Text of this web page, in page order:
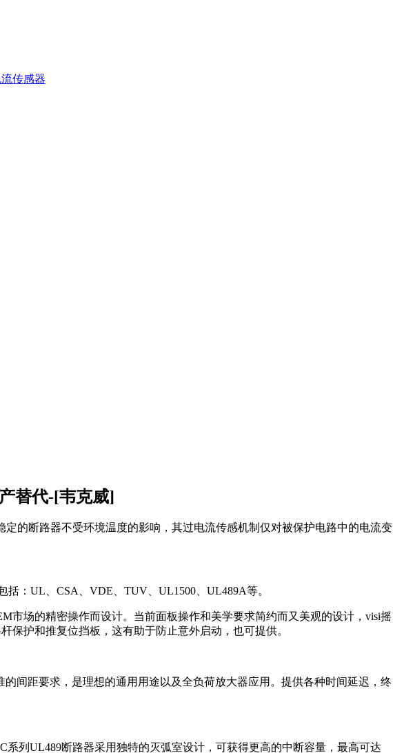
传感器
替代-[韦克威]
的断路器不受环境温度的影响，其过电流传感机制仅对被保护电路中的电流变
：UL、CSA、VDE、TUV、UL1500、UL489A等。
市场的精密操作而设计。当前面板操作和美学要求简约而又美观的设计，visi摇
保护和推复位挡板，这有助于防止意外启动，也可提供。
间距要求，是理想的通用用途以及全负荷放大器应用。提供各种时间延迟，终
列UL489断路器采用独特的灭弧室设计，可获得更高的中断容量，最高可达